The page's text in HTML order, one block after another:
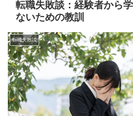
転職失敗談：経験者から
ないための教訓
転職失敗談